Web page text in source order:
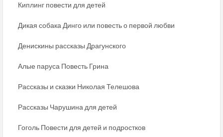
Киплинг повести для детей
Дикая собака Динго или повесть о первой любви
Денискины рассказы Драгунского
Алые паруса Повесть Грина
Рассказы и сказки Николая Телешова
Рассказы Чарушина для детей
Гоголь Повести для детей и подростков